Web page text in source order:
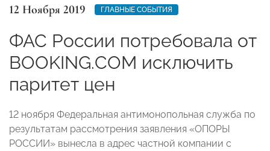
12 Ноября 2019 ГЛАВНЫЕ СОБЫТИЯ
ФАС России потребовала от
BOOKING.COM исключить
паритет цен
12 ноября Федеральная антимонопольная служба по
результатам рассмотрения заявления «ОПОРЫ
РОССИИ» вынесла в адрес частной компании с